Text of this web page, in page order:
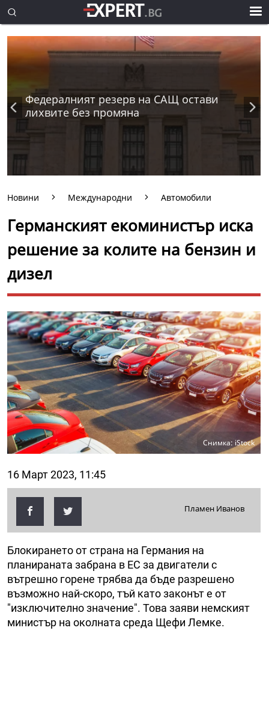
Федералният резерв на САЩ остави
лихвите без промяна
Новини Международни Автомобили
Германският екоминистър иска
решение за колите на бензин и
дизел
Снимка: iStock
16 Март 2023, 11:45
Пламен Иванов
Блокирането от страна на Германия на
планираната забрана в ЕС за двигатели с
вътрешно горене трябва да бъде разрешено
възможно най-скоро, тъй като законът е от
"изключително значение". Това заяви немският
министър на околната среда Щефи Лемке.